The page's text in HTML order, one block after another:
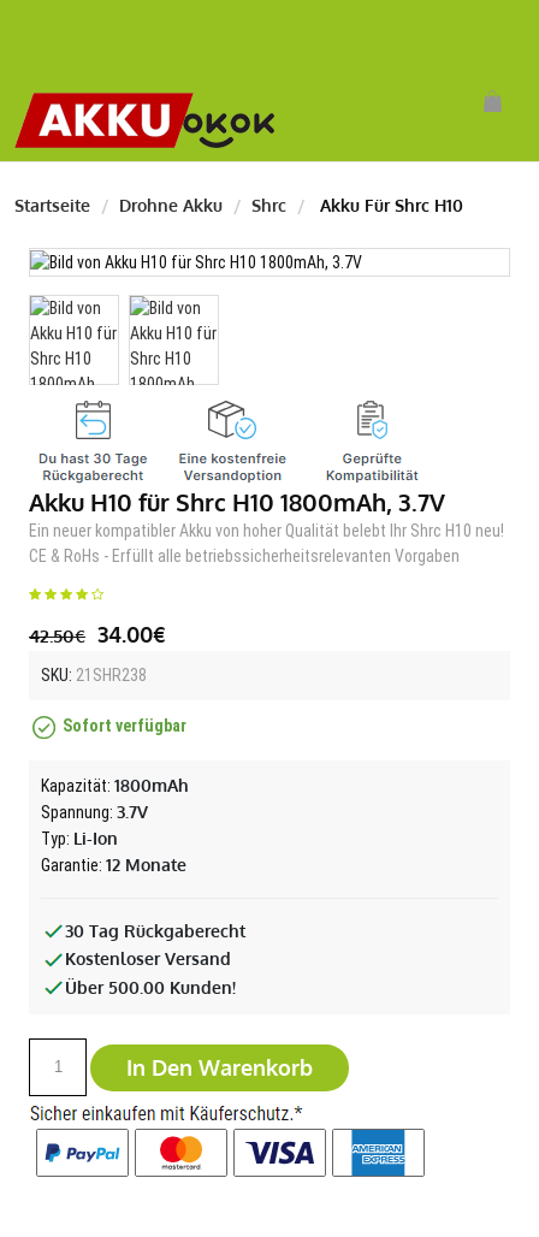
Startseite Drohne Akku Shrc Akku Für Shrc H10
Akku H10 für Shrc H10 1800mAh, 3.7V
Ein neuer kompatibler Akku von hoher Qualität belebt Ihr Shrc H10 neu!
CE & RoHs - Erfüllt alle betriebssicherheitsrelevanten Vorgaben
42.50€ 34.00€
SKU: 21SHR238
Sofort verfügbar
Kapazität: 1800mAh
Spannung: 3.7V
Typ: Li-Ion
Garantie: 12 Monate
30 Tag Rückgaberecht
Kostenloser Versand
Über 500.00 Kunden!
In Den Warenkorb